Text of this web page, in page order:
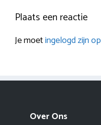
Plaats een reactie
Je moetingelogd zijn op
Over Ons